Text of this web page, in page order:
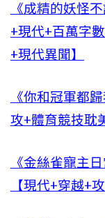
《成精的妖怪
+現代+百萬字
+現代異聞】
《你和冠軍都
攻+體育競技耽
《金絲雀寵主
【現代+穿越+